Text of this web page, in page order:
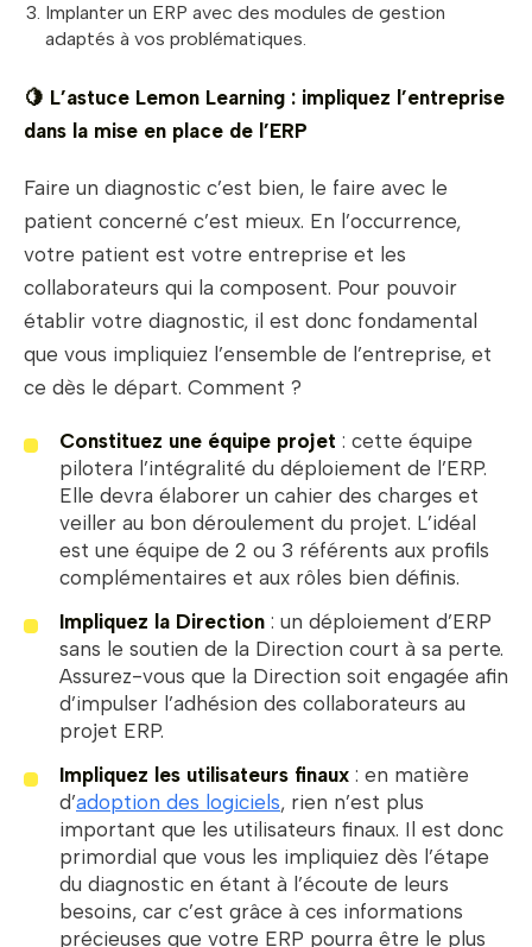
Implanter un ERP avec des modules de gestion
adaptés à vos problématiques.
🍋 L’astuce Lemon Learning : impliquez l’entreprise
dans la mise en place de l’ERP
Faire un diagnostic c’est bien, le faire avec le
patient concerné c’est mieux. En l’occurrence,
votre patient est votre entreprise et les
collaborateurs qui la composent. Pour pouvoir
établir votre diagnostic, il est donc fondamental
que vous impliquiez l’ensemble de l’entreprise, et
ce dès le départ. Comment ?
Constituez une équipe projet : cette équipe
pilotera l’intégralité du déploiement de l’ERP.
Elle devra élaborer un cahier des charges et
veiller au bon déroulement du projet. L’idéal
est une équipe de 2 ou 3 référents aux profils
complémentaires et aux rôles bien définis.
Impliquez la Direction : un déploiement d’ERP
sans le soutien de la Direction court à sa perte.
Assurez-vous que la Direction soit engagée afin
d’impulser l’adhésion des collaborateurs au
projet ERP.
Impliquez les utilisateurs finaux : en matière
d’adoption des logiciels, rien n’est plus
important que les utilisateurs finaux. Il est donc
primordial que vous les impliquiez dès l’étape
du diagnostic en étant à l’écoute de leurs
besoins, car c’est grâce à ces informations
précieuses que votre ERP pourra être le plus